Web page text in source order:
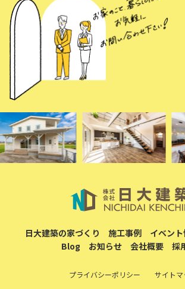
日大建築の家づくり 施工事例 イベン
Blog
お知らせ 会社概要 採
プライバシーポリシー サイトマ